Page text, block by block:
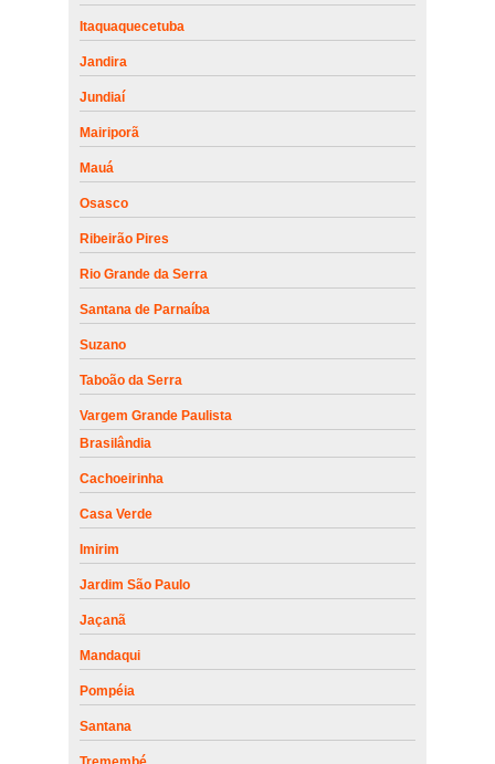
Itaquaquecetuba
Jandira
Jundiaí
Mairiporã
Mauá
Osasco
Ribeirão Pires
Rio Grande da Serra
Santana de Parnaíba
Suzano
Taboão da Serra
Vargem Grande Paulista
Brasilândia
Cachoeirinha
Casa Verde
Imirim
Jardim São Paulo
Jaçanã
Mandaqui
Pompéia
Santana